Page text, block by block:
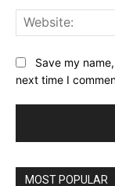
Save my
next time I
MOST POPULAR